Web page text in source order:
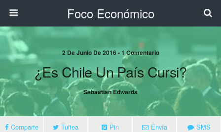
Foco Económico
2 De Junio De 2016 • 1 Comentario
¿Es Chile Un País Cursi?
Sebastian Edwards
Comparte Tuitea Pin Envía SMS